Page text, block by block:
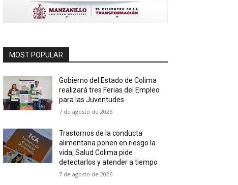
MOST POPULAR
Gobierno del Estado de Colima
realizará tres Ferias del Empleo
para las Juventudes
7 de agosto de 2026
Trastornos de la conducta
alimentaria ponen en riesgo la
vida; Salud Colima pide
detectarlos y atender a tiempo
7 de agosto de 2026